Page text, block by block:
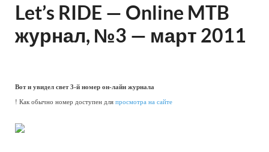
Let’s RIDE — Online MTB
журнал, №3 — март 2011
Вот и увидел свет 3-й номер он-лайн журнала
! Как обычно номер доступен для просмотра на сайте